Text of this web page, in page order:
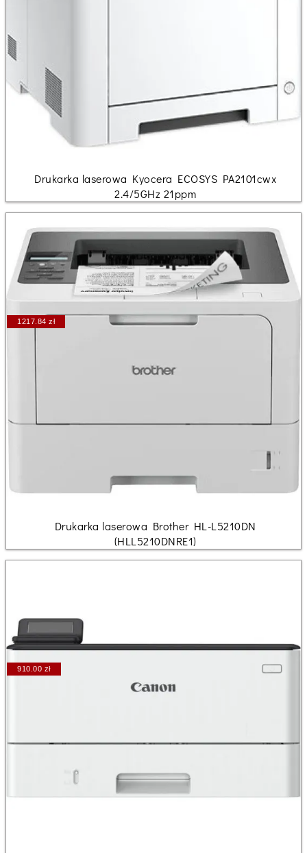
Drukarka laserowa Kyocera ECOSYS PA2101cwx
2.4/5GHz 21ppm
1217.84 zł
Drukarka laserowa Brother HL-L5210DN
(HLL5210DNRE1)
910.00 zł